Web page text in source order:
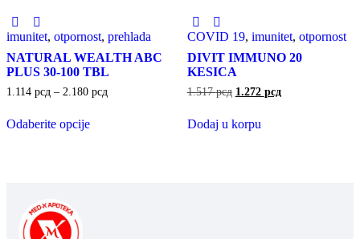
imunitet, otpornost, prehlada
NATURAL WEALTH ABC
PLUS 30-100 TBL
1.114 рсд – 2.180 рсд
Odaberite opcije
COVID 19, imunitet, otpornost
DIVIT IMMUNO 20
KESICA
1.517рсд 1.272 рсд
Dodaj u korpu